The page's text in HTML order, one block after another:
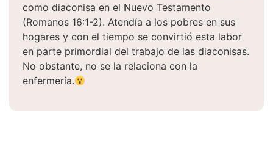
como diaconisa en el Nuevo Testamento
(Romanos 16:1-2). Atendía a los pobres en sus
hogares y con el tiempo se convirtió esta labor
en parte primordial del trabajo de las diaconisas.
No obstante, no se la relaciona con la
enfermería.